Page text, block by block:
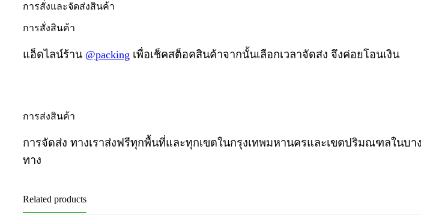
การสั่งและจัดส่งสินค้า
การสั่งสินค้า
แอ็ดไลน์ร้าน @packing เพื่อเช็คสต็อคสินค้าจากนั้นเลือกเวลาจัดส่ง จึงค่อยโอนเงิน
การส่งสินค้า
การจัดส่ง ทางเราส่งฟรีทุกพื้นที่และทุกเขตในกรุงเทพมหานครและเขตปริมณฑลในบ
ทาง
Related products